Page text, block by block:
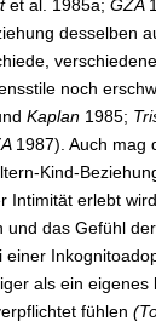
et al. 1985a; GZA
desselben
noch
Kaplan 1985;
1987). Auch mag
Kind-
Intimität erlebt
und das Gefühl
als ein
fühlen